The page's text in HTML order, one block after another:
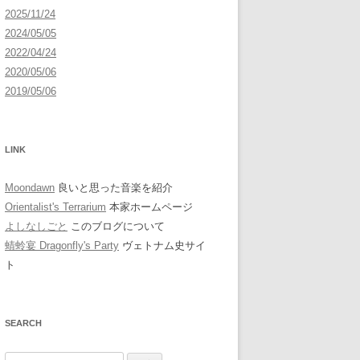
2025/11/24
2024/05/05
2022/04/24
2020/05/06
2019/05/06
LINK
Moondawn 良いと思った音楽を紹介
Orientalist's Terrarium 本家ホームページ
よしなしごと このブログについて
蜻蛉宴 Dragonfly's Party ヴェトナム史サイ
ト
SEARCH